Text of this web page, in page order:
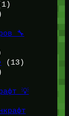
🔧
(13)
💡